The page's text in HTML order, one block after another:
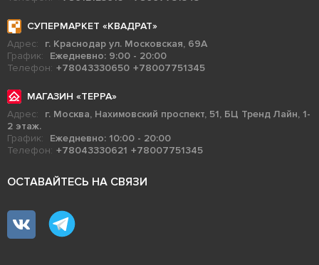
СУПЕРМАРКЕТ «КВАДРАТ»
Адрес:
г. Краснодар ул. Московская, 69А
График:
Ежедневно: 9:00 - 20:00
Телефон: +78043330650 +78007751345
МАГАЗИН «ТЕРРА»
Адрес:
г. Москва, Нахимовский проспект, 51, БЦ Тренд Лайн, 1-
2 этаж.
График:
Ежедневно: 10:00 - 20:00
Телефон: +78043330621 +78007751345
ОСТАВАЙТЕСЬ НА СВЯЗИ